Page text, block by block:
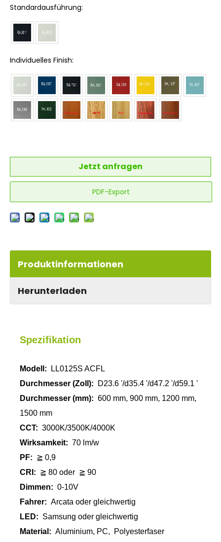
Standardausführung:
Individuelles Finish:
Jetzt anfragen
PDF-Export
Produktinformationen
Herunterladen
Spezifikation
Modell:
LL0125S ACFL
Durchmesser (Zoll):
D23.6 '/d35.4 '/d47.2 '/d59.1 '
Durchmesser (mm): 600 mm, 900 mm, 1200 mm,
1500 mm
CCT: 3000K/3500K/4000K
Wirksamkeit: 70 lm/w
PF: ≧ 0,9
CRI: ≧ 80 oder ≧ 90
Dimmen: 0-10V
Fahrer: Arcata oder gleichwertig
LED: Samsung oder gleichwertig
Material: Aluminium, PC, Polyesterfaser